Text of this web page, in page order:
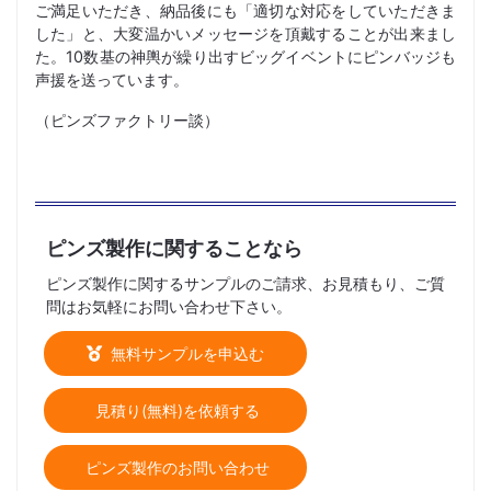
ご満足いただき、納品後にも「適切な対応をしていただきま
した」と、大変温かいメッセージを頂戴することが出来まし
た。10数基の神輿が繰り出すビッグイベントにピンバッジも
声援を送っています。
（ピンズファクトリー談）
ピンズ製作に関することなら
ピンズ製作に関するサンプルのご請求、お見積もり、ご質
問はお気軽にお問い合わせ下さい。
無料サンプルを申込む
見積り(無料)を依頼する
ピンズ製作のお問い合わせ